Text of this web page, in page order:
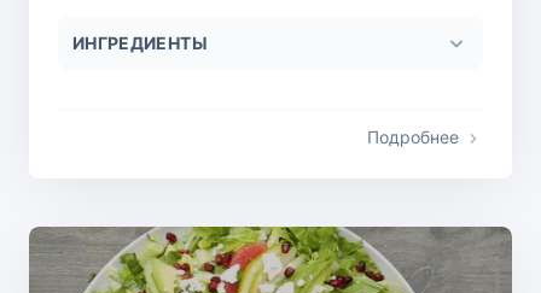
ИНГРЕДИЕНТЫ
Подробнее